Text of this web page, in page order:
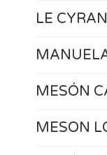
LE
MESÓN
MESON